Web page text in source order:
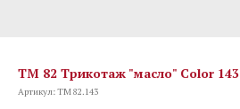
TM 82 Трикотаж "масло" Color 143
Артикул:TM 82.143